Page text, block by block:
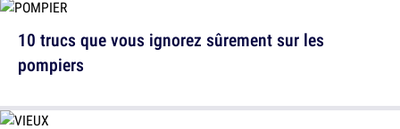
10 trucs que vous ignorez sûrement sur les
pompiers